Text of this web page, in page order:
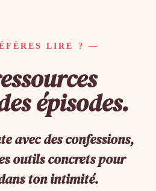
LIRE ? —
épisodes.
avec des confessions,
outils concrets pour
ton intimité.